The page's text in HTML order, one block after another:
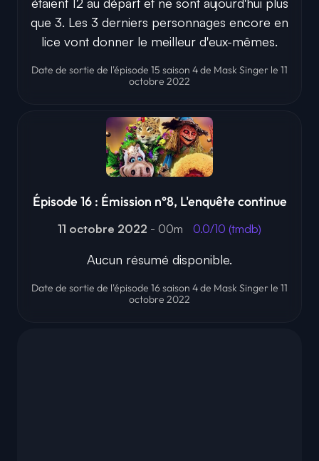
que 3. Les 3 derniers personnages encore en
lice vont donner le meilleur d'eux-mêmes.
Date de sortie de l'épisode 15 saison 4 de Mask Singer le 11
octobre 2022
Épisode 16 : Émission n°8, L'enquête continue
11 octobre 2022 - 00m 0.0/10 (tmdb)
Aucun résumé disponible.
Date de sortie de l'épisode 16 saison 4 de Mask Singer le 11
octobre 2022